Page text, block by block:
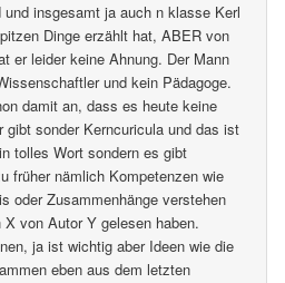
und insgesamt ja auch n klasse Kerl
Dinge erzählt hat, ABER von
er leider keine Ahnung. Der Mann
und kein Pädagoge.
damit an, dass es heute keine
gibt sonder Kerncuricula und das ist
tolles Wort sondern es gibt
früher nämlich Kompetenzen wie
oder Zusammenhänge verstehen
von Autor Y gelesen haben.
ja ist wichtig aber Ideen wie die
eben aus dem letzten